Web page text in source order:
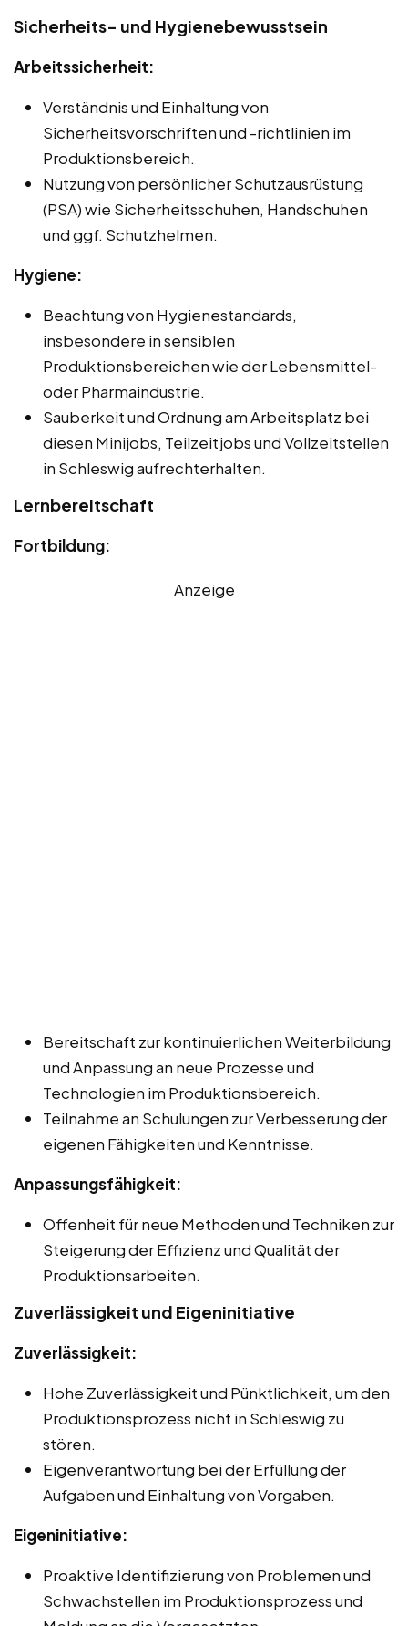
Sicherheits- und Hygienebewusstsein
Arbeitssicherheit:
Verständnis und Einhaltung von
Sicherheitsvorschriften und -richtlinien im
Produktionsbereich.
Nutzung von persönlicher Schutzausrüstung
(PSA) wie Sicherheitsschuhen, Handschuhen
und ggf. Schutzhelmen.
Hygiene:
Beachtung von Hygienestandards,
insbesondere in sensiblen
Produktionsbereichen wie der Lebensmittel-
oder Pharmaindustrie.
Sauberkeit und Ordnung am Arbeitsplatz bei
diesen Minijobs, Teilzeitjobs und Vollzeitstellen
in Schleswig aufrechterhalten.
Lernbereitschaft
Fortbildung:
Anzeige
Bereitschaft zur kontinuierlichen Weiterbildung
und Anpassung an neue Prozesse und
Technologien im Produktionsbereich.
Teilnahme an Schulungen zur Verbesserung der
eigenen Fähigkeiten und Kenntnisse.
Anpassungsfähigkeit:
Offenheit für neue Methoden und Techniken zur
Steigerung der Effizienz und Qualität der
Produktionsarbeiten.
Zuverlässigkeit und Eigeninitiative
Zuverlässigkeit:
Hohe Zuverlässigkeit und Pünktlichkeit, um den
Produktionsprozess nicht in Schleswig zu
stören.
Eigenverantwortung bei der Erfüllung der
Aufgaben und Einhaltung von Vorgaben.
Eigeninitiative:
Proaktive Identifizierung von Problemen und
Schwachstellen im Produktionsprozess und